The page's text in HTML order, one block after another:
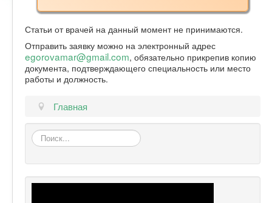
Статьи от врачей на данный момент не принимаются.
Отправить заявку можно на электронный адрес
egorovamar@gmail.com, обязательно прикрепив копию
документа, подтверждающего специальность или место
работы и должность.
Главная
Искать...